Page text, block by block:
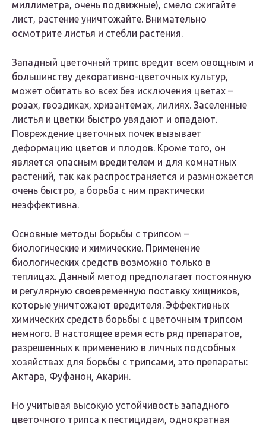
миллиметра, очень подвижные), смело сжигайте
лист, растение уничтожайте. Внимательно
осмотрите листья и стебли растения.
Западный цветочный трипс вредит всем овощным и
большинству декоративно-цветочных культур,
может обитать во всех без исключения цветах –
розах, гвоздиках, хризантемах, лилиях. Заселенные
листья и цветки быстро увядают и опадают.
Повреждение цветочных почек вызывает
деформацию цветов и плодов. Кроме того, он
является опасным вредителем и для комнатных
растений, так как распространяется и размножается
очень быстро, а борьба с ним практически
неэффективна.
Основные методы борьбы с трипсом –
биологические и химические. Применение
биологических средств возможно только в
теплицах. Данный метод предполагает постоянную
и регулярную своевременную поставку хищников,
которые уничтожают вредителя. Эффективных
химических средств борьбы с цветочным трипсом
немного. В настоящее время есть ряд препаратов,
разрешенных к применению в личных подсобных
хозяйствах для борьбы с трипсами, это препараты:
Актара, Фуфанон, Акарин.
Но учитывая высокую устойчивость западного
цветочного трипса к пестицидам, однократная